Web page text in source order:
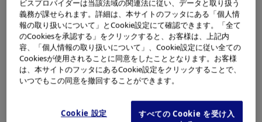
ビスプロバイダーは当該法域の関連法に従い、データと取り扱う
義務が課せられます。詳細は、本サイトのフッタにある「個人情
報の取り扱いについて」とCookie設定にて確認できます。「全て
のCookiesを承認する」をクリックすると、お客様は、上記内
容、「個人情報の取り扱いについて」、Cookie設定に従い全ての
Cookiesが使用されることに同意をしたこととなります。お客様
は、本サイトのフッタにあるCookie設定をクリックすることで、
いつでもこの同意を撤回することができます。
Cookie 設定
すべての Cookie を受け入